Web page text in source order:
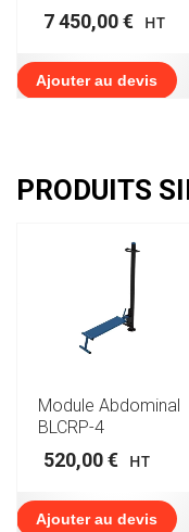
7 450,00€ HT
Ajouter au devis
PRODUITS
Module Abdominal
BLCRP-4
520,00€ HT
Ajouter au devis